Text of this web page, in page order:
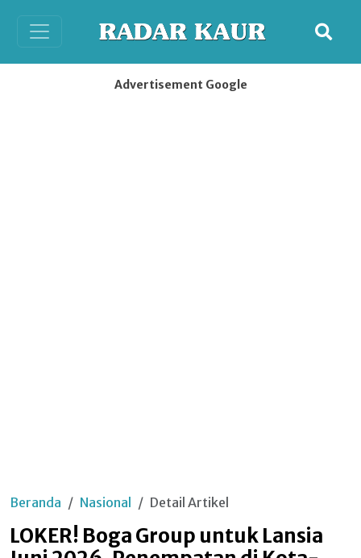
Advertisement Google
Beranda Nasional Detail Artikel
LOKER! Boga Group untuk Lansia